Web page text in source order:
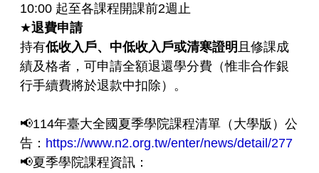
10:00 起至各課程開課前2週止
★退費申請
持有低收入戶、中低收入戶或清寒證明 且修課成
績及格者，可申請全額退還學分費（惟非合作銀
行手續費將於退款中扣除）。
📢114年臺大全國夏季學院課程清單（大學版）公
告： https://www.n2.org.tw/enter/news/detail/277
📢夏季學院課程資訊：